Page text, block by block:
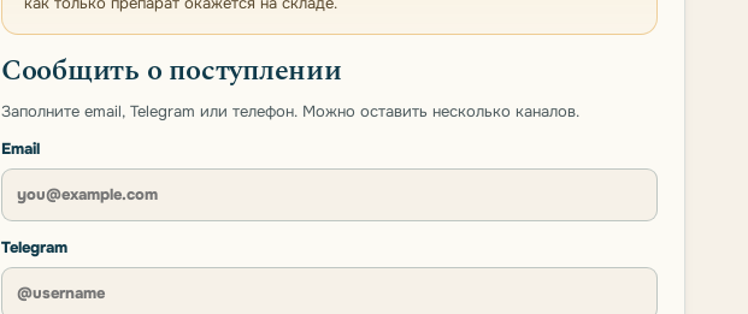
Сообщить о поступлении
Заполните email, Telegram или телефон. Можно оставить несколько каналов.
Email
Telegram